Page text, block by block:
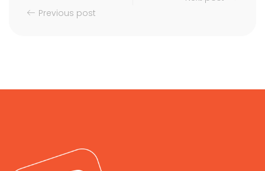
Previous post